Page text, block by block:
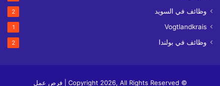
وظائف في السويد 2
Vogtlandkrais
1
وظائف في بولندا 2
© Copyright 2026, All Rights Reserved | فرص عمل